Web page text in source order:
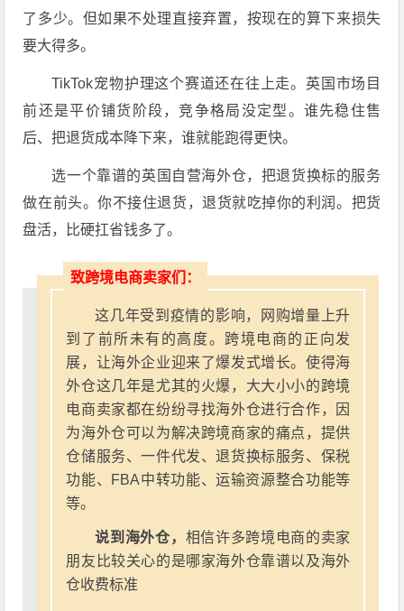
了多少。但如果不处理直接弃置，按现在的算下来损失
要大得多。
TikTok宠物护理这个赛道还在往上走。英国市场目
前还是平价铺货阶段，竞争格局没定型。谁先稳住售
后、把退货成本降下来，谁就能跑得更快。
选一个靠谱的英国自营海外仓，把退货换标的服务
做在前头。你不接住退货，退货就吃掉你的利润。把货
盘活，比硬扛省钱多了。
致跨境电商卖家们：
这几年受到疫情的影响，网购增量上升
到了前所未有的高度。跨境电商的正向发
展，让海外企业迎来了爆发式增长。使得海
外仓这几年是尤其的火爆，大大小小的跨境
电商卖家都在纷纷寻找海外仓进行合作，因
为海外仓可以为解决跨境商家的痛点，提供
仓储服务、一件代发、退货换标服务、保税
功能、FBA中转功能、运输资源整合功能等
等。
说到海外仓， 相信许多跨境电商的卖家
朋友比较关心的是哪家海外仓靠谱以及海外
仓收费标准